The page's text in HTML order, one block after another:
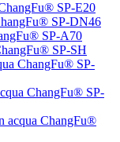
SP-E20
SP-DN46
SP-A70
SP-SH
ChangFu® SP-
ChangFu® SP-
acqua ChangFu®